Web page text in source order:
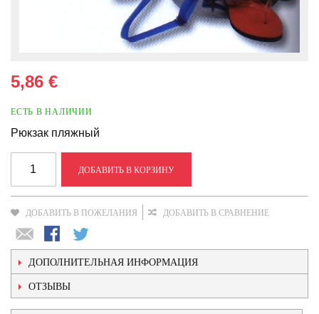
5,86 €
ЕСТЬ В НАЛИЧИИ
Рюкзак пляжный
ДОБАВИТЬ В КОРЗИНУ
ДОБАВИТЬ В ПОЖЕЛАНИЯ ДОБАВИТЬ В СРАВНЕНИЕ
ДОПОЛНИТЕЛЬНАЯ ИНФОРМАЦИЯ
ОТЗЫВЫ